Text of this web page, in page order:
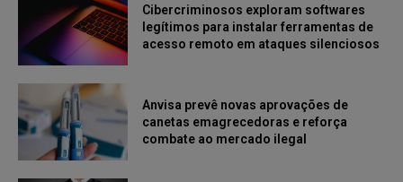
Cibercriminosos exploram softwares
legítimos para instalar ferramentas de
acesso remoto em ataques silenciosos
Anvisa prevê novas aprovações de
canetas emagrecedoras e reforça
combate ao mercado ilegal